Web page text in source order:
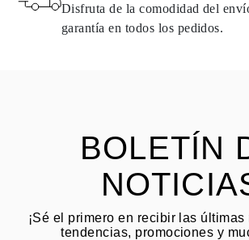
a partir de la
Disfruta de la comodidad del
garantía en todos los pedidos.
BOLETÍN
¡Sé el primero en recibir las
tendencias, promociones y